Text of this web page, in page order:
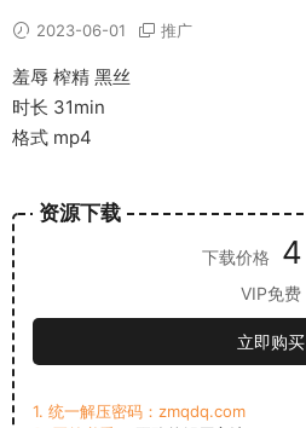
2023-06-01 推广
羞辱 榨精 黑丝
时长 31min
格式 mp4
资源下载
下载价格 4
VIP免费
立即购买
1. 统一解压密码：zmqdq.com